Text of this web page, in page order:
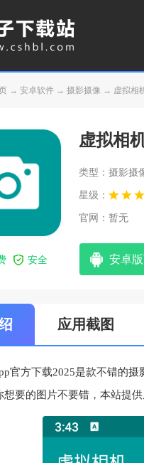
→ 安卓软件 → 摄影摄像 → 虚拟相
虚拟相
类型：摄影摄
星级：
官网：暂无
安全 安卓
应用截图
官方下载2025是款不错的
想要的图片不要错，本站提